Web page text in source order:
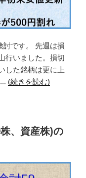
討です。 先週は損
行いました。損切
した銘柄は更に上
(続きを読む)
、資産株)の